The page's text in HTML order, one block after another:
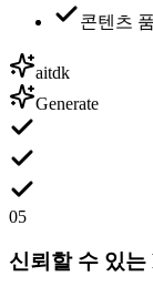
콘텐츠
aitdk
Generate
05
신뢰할 수 있는